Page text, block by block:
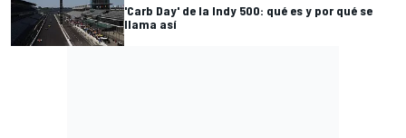
'Carb Day' de la Indy 500: qué es y por qué se
llama así